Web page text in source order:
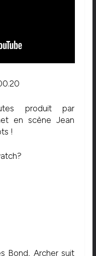
produit par
en scène Jean
!
Bond, Archer suit